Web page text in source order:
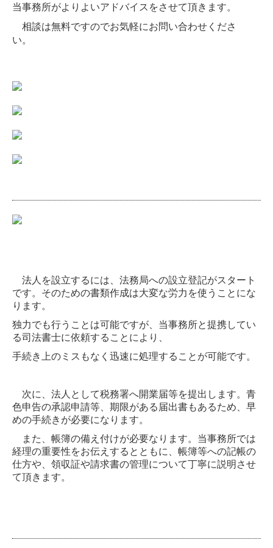
働きやすい職場づくりへ
当事務所がよりよいアドバイスをさせて頂きます。
相談は無料ですのでお気軽にお問い合わせくださ
い。
法人を設立するには、法務局への設立登記がスタート
です。 そのための書類作成は大変な労力を使うことにな
ります。
独力でも行うことは可能ですが、当事務所と提携してい
る司法書士に依頼することにより、
手続き上のミスもなく迅速に処理することが可能です。
次に、法人として税務署へ開業届等を提出します。青
色申告の承認申請等、期限がある届出書もあるため、早
めの手続きが必要になります。
また、帳簿の備え付けが必要なります。当事務所では
経理の重要性をお伝えするとともに、帳簿等への記帳の
仕方や、領収証や請求書の管理について丁寧に説明させ
て頂きます。